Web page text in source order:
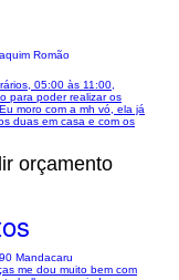
Romão
05:00 às 11:00,
para poder realizar os
moro com a mh vó, ela já
duas em casa e com os
orçamento
Mandacaru
me dou muito bem com